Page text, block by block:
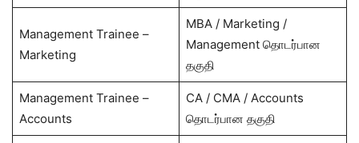
Management Trainee –
Marketing
MBA / Marketing /
Management தொடர்பான
தகுதி
Management Trainee –
Accounts
CA / CMA / Accounts
தொடர்பான தகுதி